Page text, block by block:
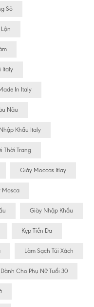
Sỏ
Italy
In Italy
Nâu
Khẩu Italy
Thời Trang
Giày Moccas Itlay
Mosca
Giày Nhập Khẩu
Kẹp Tiền Da
Làm Sạch Túi Xách
Cho Phụ Nữ Tuổi 30